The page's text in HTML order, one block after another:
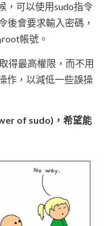
，可以使用sudo指令
後會要求輸入密碼，
帳號。
得最高權限，而不用
作，以減低一些誤操
of sudo)，希望能